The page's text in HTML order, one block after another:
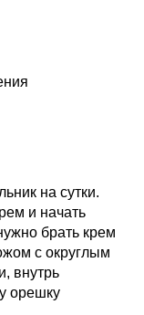
на сутки.
и начать
брать крем
с округлым
внутрь
орешку